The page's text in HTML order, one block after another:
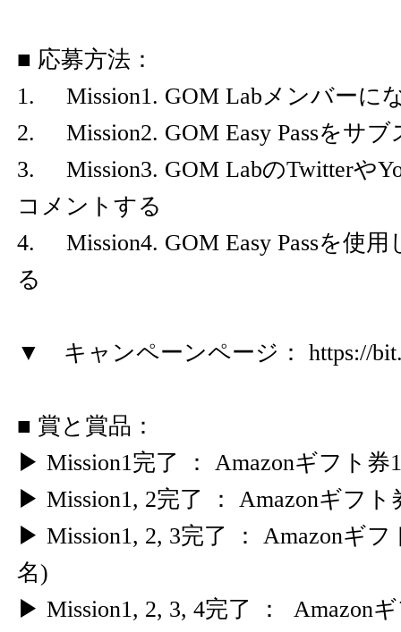
■ 応募方法：
1. Mission1. GOM Labメンバーに
2. Mission2. GOM Easy Passをサ
3. Mission3. GOM LabのTwitterや
コメントする
4. Mission4. GOM Easy Passを使用
る
▼ キャンペーンページ： https://
■ 賞と賞品：
▶ Mission1完了 ： Amazonギフト券
▶ Mission1, 2完了 ： Amazonギフト
▶ Mission1, 2, 3完了 ： Amazonギフ
名)
▶ Mission1, 2, 3, 4完了 ： Amazon